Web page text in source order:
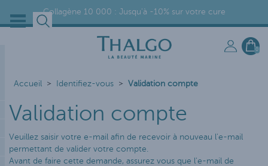
Collagène 10 000 : Jusqu'à -10% sur votre cure
0
Accueil Identifiez-vous Validation compte
Validation compte
Veuillez saisir votre e-mail afin de recevoir à nouveau l'e-mail
permettant de valider votre compte.
Avant de faire cette demande, assurez vous que l'e-mail de